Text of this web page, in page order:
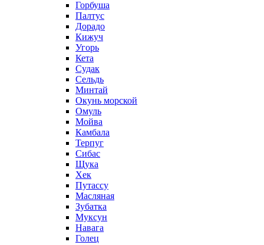
Горбуша
Палтус
Дорадо
Кижуч
Угорь
Кета
Судак
Сельдь
Минтай
Окунь морской
Омуль
Мойва
Камбала
Терпуг
Сибас
Щука
Хек
Путассу
Масляная
Зубатка
Муксун
Навага
Голец